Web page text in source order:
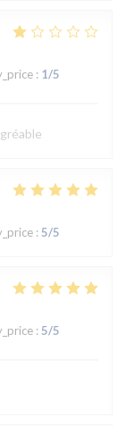
: 1/5
: 5/5
: 5/5